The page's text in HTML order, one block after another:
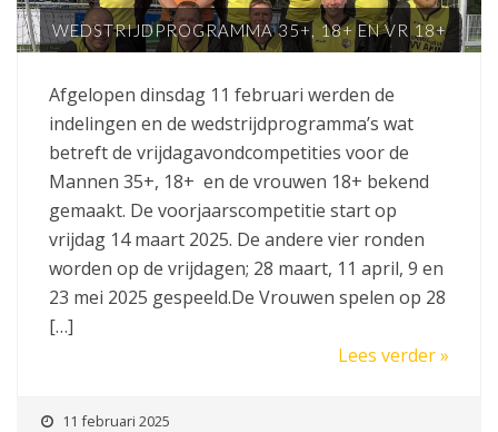
WEDSTRIJDPROGRAMMA 35+, 18+ EN VR 18+
Afgelopen dinsdag 11 februari werden de
indelingen en de wedstrijdprogramma’s wat
betreft de vrijdagavondcompetities voor de
Mannen 35+, 18+ en de vrouwen 18+ bekend
gemaakt. De voorjaarscompetitie start op
vrijdag 14 maart 2025. De andere vier ronden
worden op de vrijdagen; 28 maart, 11 april, 9 en
23 mei 2025 gespeeld.De Vrouwen spelen op 28
[…]
Lees verder »
11 februari 2025